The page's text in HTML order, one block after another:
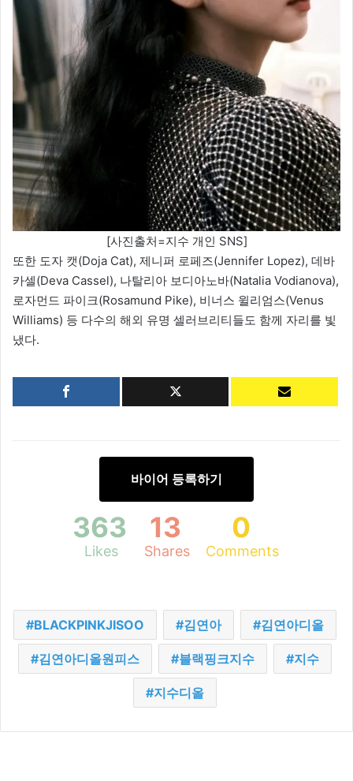
[사진출처=지수 개인 SNS]
또한 도자 캣(Doja Cat), 제니퍼 로페즈(Jennifer Lopez), 데바
카셀(Deva Cassel), 나탈리아 보디아노바(Natalia Vodianova),
로자먼드 파이크(Rosamund Pike), 비너스 윌리엄스(Venus
Williams) 등 다수의 해외 유명 셀러브리티들도 함께 자리를 빛
냈다.
바이어 등록하기
363
Likes
13
Shares
0
Comments
BLACKPINKJISOO 김연아 김연아디올
김연아디올원피스 블랙핑크지수 지수
지수디올